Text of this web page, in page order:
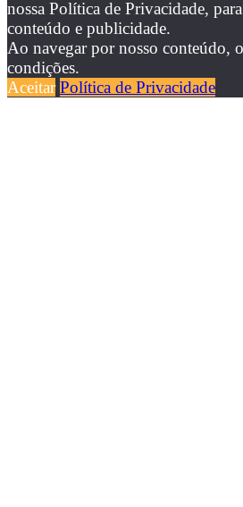
nossa Política de Privacidade,
conteúdo e publicidade.
Ao navegar por nosso conteúdo,
condições.
Aceitar Política de Privacidade